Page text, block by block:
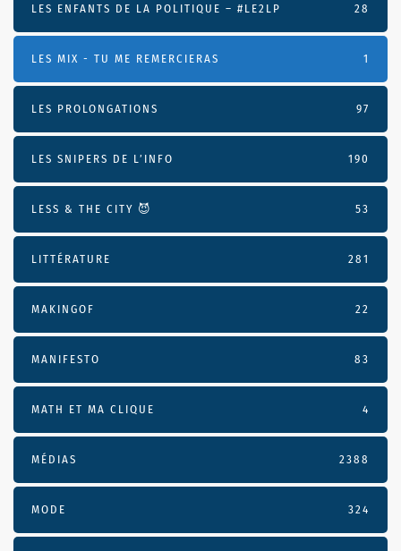
LES ENFANTS DE LA POLITIQUE – #LE2LP 28
LES MIX - TU ME REMERCIERAS 1
LES PROLONGATIONS 97
LES SNIPERS DE L’INFO 190
LESS & THE CITY 😈 53
LITTÉRATURE 281
MAKINGOF 22
MANIFESTO 83
MATH ET MA CLIQUE 4
MÉDIAS 2388
MODE 324